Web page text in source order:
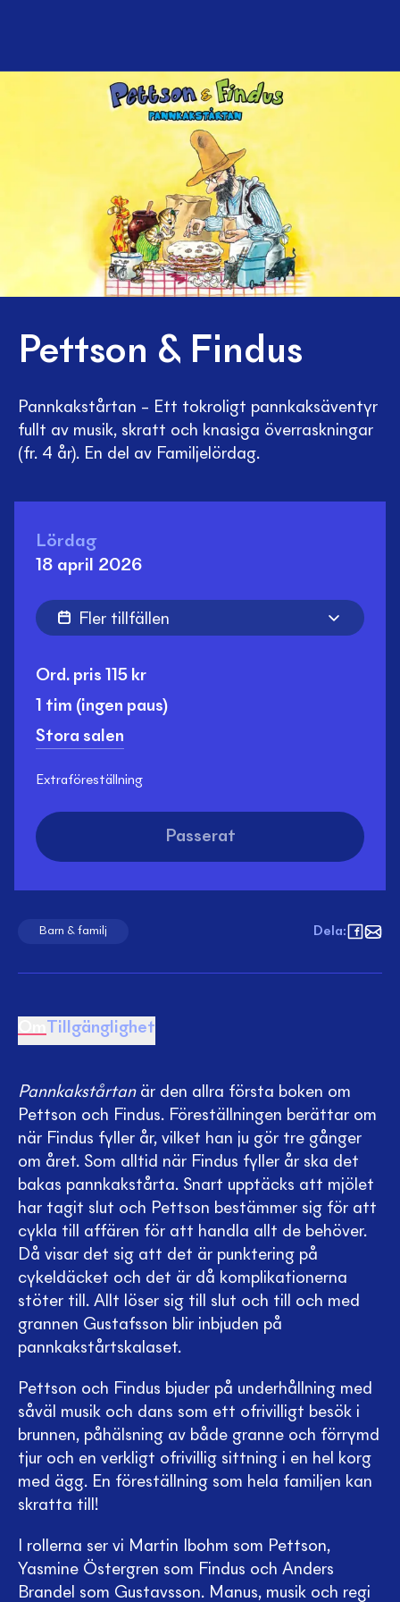
Pettson & Findus
Pannkakstårtan – Ett tokroligt pannkaksäventyr
fullt av musik, skratt och knasiga överraskningar
(fr. 4 år). En del av Familjelördag.
Lördag
18 april 2026
Fler tillfällen
Ord. pris 115 kr
1 tim (ingen paus)
Stora salen
Extraföreställning
Passerat
Barn & familj Dela:
Tillgänglighet
Pannkakstårtanär den allra första boken om
Pettson och Findus. Föreställningen berättar om
när Findus fyller år, vilket han ju gör tre gånger
om året. Som alltid när Findus fyller år ska det
bakas pannkakstårta. Snart upptäcks att mjölet
har tagit slut och Pettson bestämmer sig för att
cykla till affären för att handla allt de behöver.
Då visar det sig att det är punktering på
cykeldäcket och det är då komplikationerna
stöter till. Allt löser sig till slut och till och med
grannen Gustafsson blir inbjuden på
pannkakstårtskalaset.
Pettson och Findus bjuder på underhållning med
såväl musik och dans som ett ofrivilligt besök i
brunnen, påhälsning av både granne och förrymd
tjur och en verkligt ofrivillig sittning i en hel korg
med ägg. En föreställning som hela familjen kan
skratta till!
I rollerna ser vi Martin Ibohm som Pettson,
Yasmine Östergren som Findus och Anders
Brandel som Gustavsson. Manus, musik och regi